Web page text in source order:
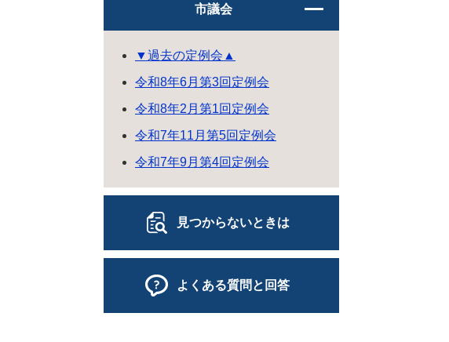
市議会
▼過去の定例会▲
令和8年6月第3回定例会
令和8年2月第1回定例会
令和7年11月第5回定例会
令和7年9月第4回定例会
見つからないときは
よくある質問と回答